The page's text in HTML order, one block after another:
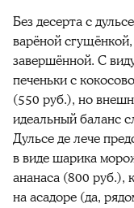
Без десерта с
варёной
завершённой. С
печеньки с
(550 руб.), но
идеальный баланс
Дульсе де лече
в виде шарика
ананаса (800 руб.),
на асадоре (да,